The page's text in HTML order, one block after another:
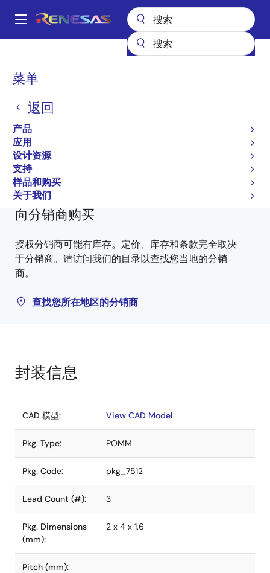
到
Main
菜单
返回
产品
应用
设计资源
支持
样品和购买
关于我们
面
屑
功率 MOSFET 2SK1485 2SK1485-T2-AZ
2SK1485-T2-AZ
过时
Power MOSFETs for Automotive
2SK1485 Data Sheet
有关 2SK1485 的所有信息
向分销商购买
授权分销商可能有库存。定价、库存和条款完全取决
于分销商。请访问我们的目录以查找您当地的分销
商。
查找您所在地区的分销商
封装信息
CAD 模型: View CAD Model
Pkg. Type: POMM
Pkg. Code: pkg_7512
Lead Count (#): 3
Pkg. Dimensions
(mm):
2 x 4 x 1.6
Pitch (mm):